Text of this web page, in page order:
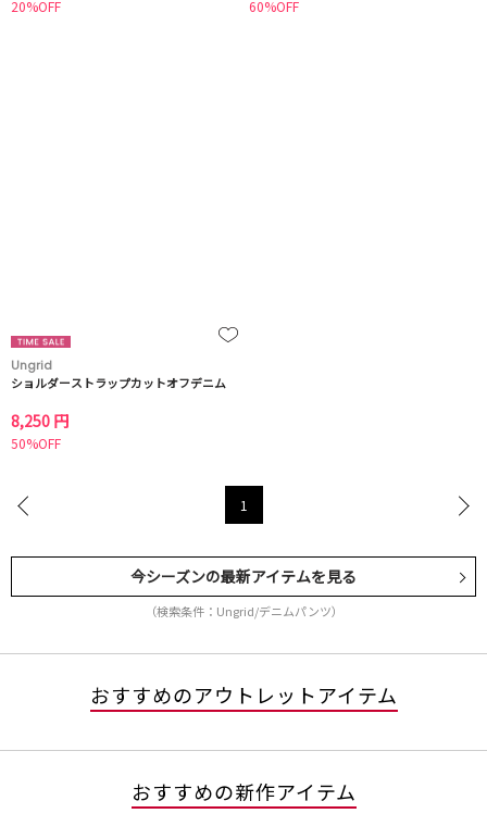
20%OFF 60%OFF
Ungrid
ショルダーストラップカットオフデニム
8,250 円
50%OFF
1
今シーズンの最新アイテムを見る
（検索条件：Ungrid/デニムパンツ）
おすすめのアウトレットアイテム
おすすめの新作アイテム